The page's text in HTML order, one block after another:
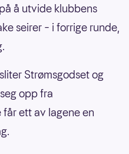
å utvide klubbens
seirer – i forrige runde,
Strømsgodset og
opp fra
ett av lagene en